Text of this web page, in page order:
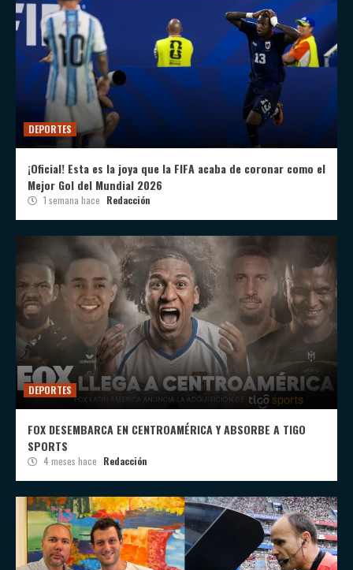
DEPORTES
¡Oficial! Esta es la joya que la FIFA acaba de coronar como el
Mejor Gol del Mundial 2026
1 semana hace Redacción
DEPORTES
FOX DESEMBARCA EN CENTROAMÉRICA Y ABSORBE A TIGO
SPORTS
4 meses hace Redacción